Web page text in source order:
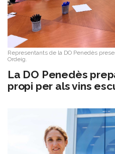
Representants de la DO Penedès
Ordeig.
​La DO Penedès
propi per als vins